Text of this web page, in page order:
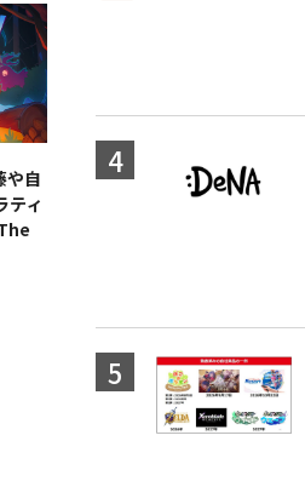
や自
ティ